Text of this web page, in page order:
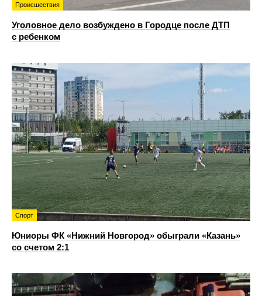
Происшествия
Уголовное дело возбуждено в Городце после ДТП
с ребенком
Спорт
Юниоры ФК «Нижний Новгород» обыграли «Казань»
со счетом 2:1